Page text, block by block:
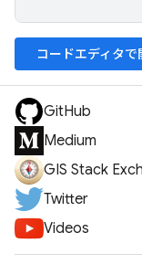
コードエディタで
GitHub
Medium
GIS Stack
Twitter
Videos